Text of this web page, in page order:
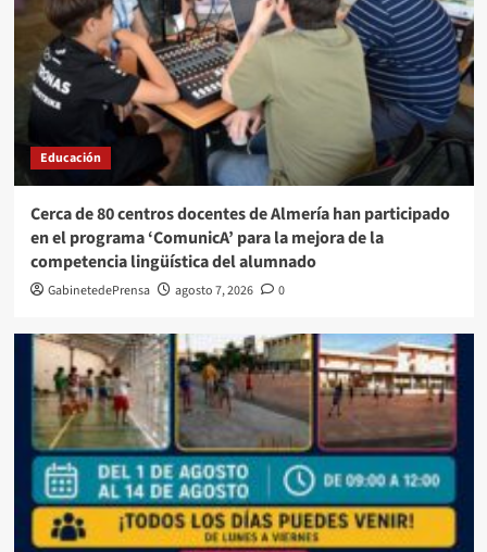
Educación
Cerca de 80 centros docentes de Almería han participado
en el programa ‘ComunicA’ para la mejora de la
competencia lingüística del alumnado
GabinetedePrensa agosto 7, 2026 0